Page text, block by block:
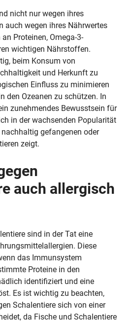
nicht nur wegen ihres
auch wegen ihres Nährwertes
Proteinen, Omega-3-
wichtigen Nährstoffen.
beim Konsum von
und Herkunft zu
Einfluss zu minimieren
den Ozeanen zu schützen. In
zunehmendes Bewusstsein für
in der wachsenden Popularität
gefangenen oder
zeigt.
auch allergisch
sind in der Tat eine
Diese
das Immunsystem
Proteine in den
identifiziert und eine
Es ist wichtig zu beachten,
Schalentiere sich von einer
da Fische und Schalentiere